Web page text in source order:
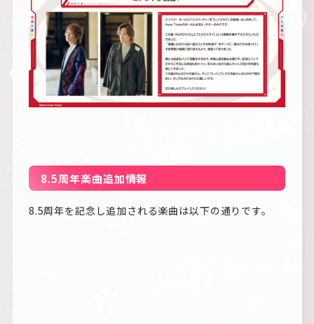
8.5周年楽曲追加情報
8.5周年を記念し追加される楽曲は以下の通りです。